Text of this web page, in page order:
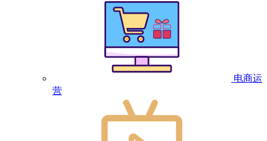
电商运
营